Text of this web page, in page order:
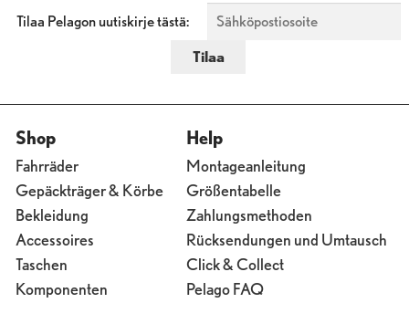
Tilaa Pelagon uutiskirje tästä:
Shop
Fahrräder
Gepäckträger & Körbe
Bekleidung
Accessoires
Taschen
Komponenten
Help
Montageanleitung
Größentabelle
Zahlungsmethoden
Rücksendungen und Umtausch
Click & Collect
Pelago FAQ